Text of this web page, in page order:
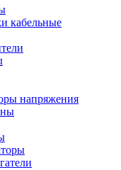
кабельные
напряжения